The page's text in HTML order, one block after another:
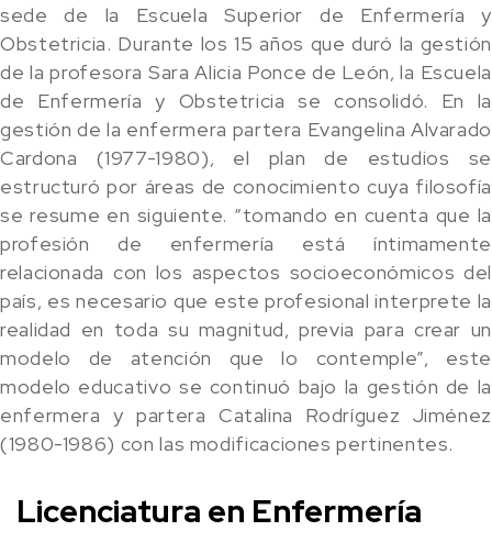
sede de la Escuela Superior de Enfermería y
Obstetricia. Durante los 15 años que duró la gestión
de la profesora Sara Alicia Ponce de León, la Escuela
de Enfermería y Obstetricia se consolidó. En la
gestión de la enfermera partera Evangelina Alvarado
Cardona (1977-1980), el plan de estudios se
estructuró por áreas de conocimiento cuya filosofía
se resume en siguiente. “tomando en cuenta que la
profesión de enfermería está íntimamente
relacionada con los aspectos socioeconómicos del
país, es necesario que este profesional interprete la
realidad en toda su magnitud, previa para crear un
modelo de atención que lo contemple”, este
modelo educativo se continuó bajo la gestión de la
enfermera y partera Catalina Rodríguez Jiménez
(1980-1986) con las modificaciones pertinentes.
Licenciatura en Enfermería